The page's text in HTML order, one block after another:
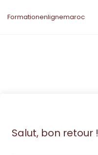
Formationenlignemaroc
Salut, bon retour !